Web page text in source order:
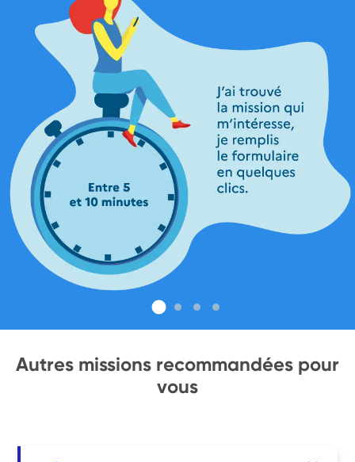
Autres missions recommandées pour
vous